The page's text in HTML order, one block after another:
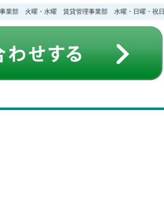
業部 火曜・水曜 賃貸管理事業部 水曜・日曜・祝日